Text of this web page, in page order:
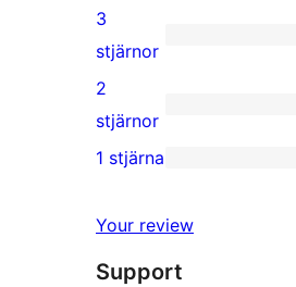
recensioner
4-
stjärnig
recension
0
3-
stjärniga
recensioner
3
stjärnor
0
2-
recensioner
2
stjärnor
stjärniga
recensioner
1 stjärna
Your review
Support